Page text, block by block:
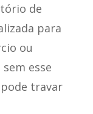
de
para
ou
sem esse
travar